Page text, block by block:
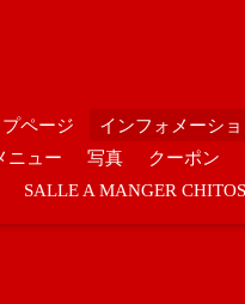
プページ インフォメーショ
ニュー
写真 クーポン
SALLE A MANGER